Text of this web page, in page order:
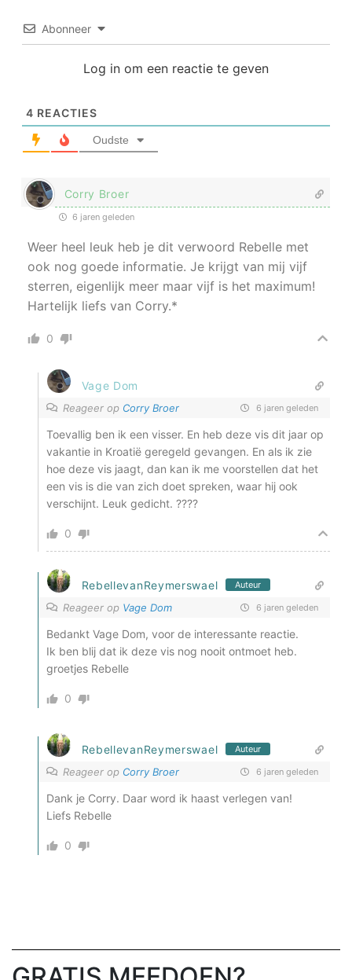
Abonneer
Log in om een reactie te geven
4 REACTIES
Oudste
Corry Broer
6 jaren geleden
Weer heel leuk heb je dit verwoord Rebelle met
ook nog goede informatie. Je krijgt van mij vijf
sterren, eigenlijk meer maar vijf is het maximum!
Hartelijk liefs van Corry.*
0
Vage Dom
Reageer op Corry Broer 6 jaren geleden
Toevallig ben ik een visser. En heb deze vis dit jaar op
vakantie in Kroatië geregeld gevangen. En als ik zie
hoe deze vis jaagt, dan kan ik me voorstellen dat het
een vis is die van zich doet spreken, waar hij ook
verschijnt. Leuk gedicht. ????
0
RebellevanReymerswael Auteur
Reageer op Vage Dom 6 jaren geleden
Bedankt Vage Dom, voor de interessante reactie.
Ik ben blij dat ik deze vis nog nooit ontmoet heb.
groetjes Rebelle
0
RebellevanReymerswael Auteur
Reageer op Corry Broer 6 jaren geleden
Dank je Corry. Daar word ik haast verlegen van!
Liefs Rebelle
0